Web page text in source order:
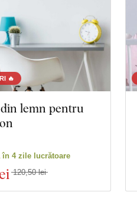
🔥
lemn pentru
în 4 zile lucrătoare
120,50 lei